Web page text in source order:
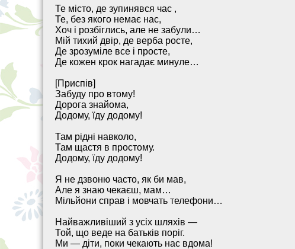
Те місто, де зупинявся час ,
Те, без якого немає нас,
Хоч і розбіглись, але не забули…
Мій тихий двір, де верба росте,
Де зрозуміле все і просте,
Де кожен крок нагадає минуле…
[Приспів]
Забуду про втому!
Дорога знайома,
Додому, їду додому!
Там рідні навколо,
Там щастя в простому.
Додому, їду додому!
Я не дзвоню часто, як би мав,
Але я знаю чекаєш, мам…
Мільйони справ і мовчать телефони…
Найважливіший з усіх шляхів —
Той, що веде на батьків поріг.
Ми — діти, поки чекають нас вдома!